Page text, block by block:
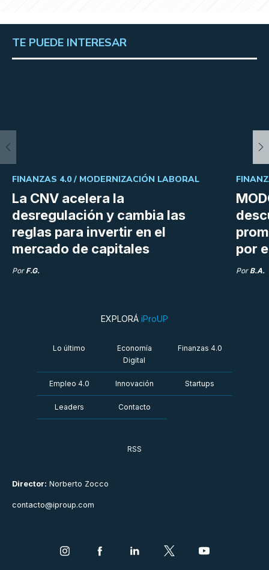
TE PUEDE INTERESAR
La CNV acelera la
desregulación y cambia las
reglas para invertir en el
mercado de capitales
FINANZAS 4.0 / MODERNIZACIÓN LABORAL
Por F.G.
por
Por B.A.
Director: Norberto Zocco
contacto@iproup.com
EXPLORÁ iProUP
Lo último
Economía
Digital
Finanzas 4.0
Empleo 4.0 Innovación Startups
Leaders Contacto
RSS